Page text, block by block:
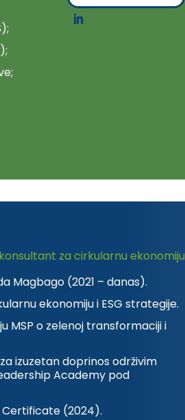
za cirkularnu ekonomiju
Magbago (2021 – danas).
ekonomiju i ESG strategije.
MSP o zelenoj transformaciji i
izuzetan doprinos održivim
Academy pod
Certificate (2024).